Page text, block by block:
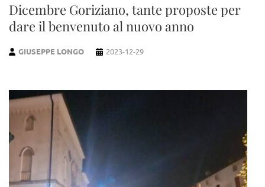
Dicembre Goriziano, tante proposte per
dare il benvenuto al nuovo anno
GIUSEPPE LONGO 2023-12-29